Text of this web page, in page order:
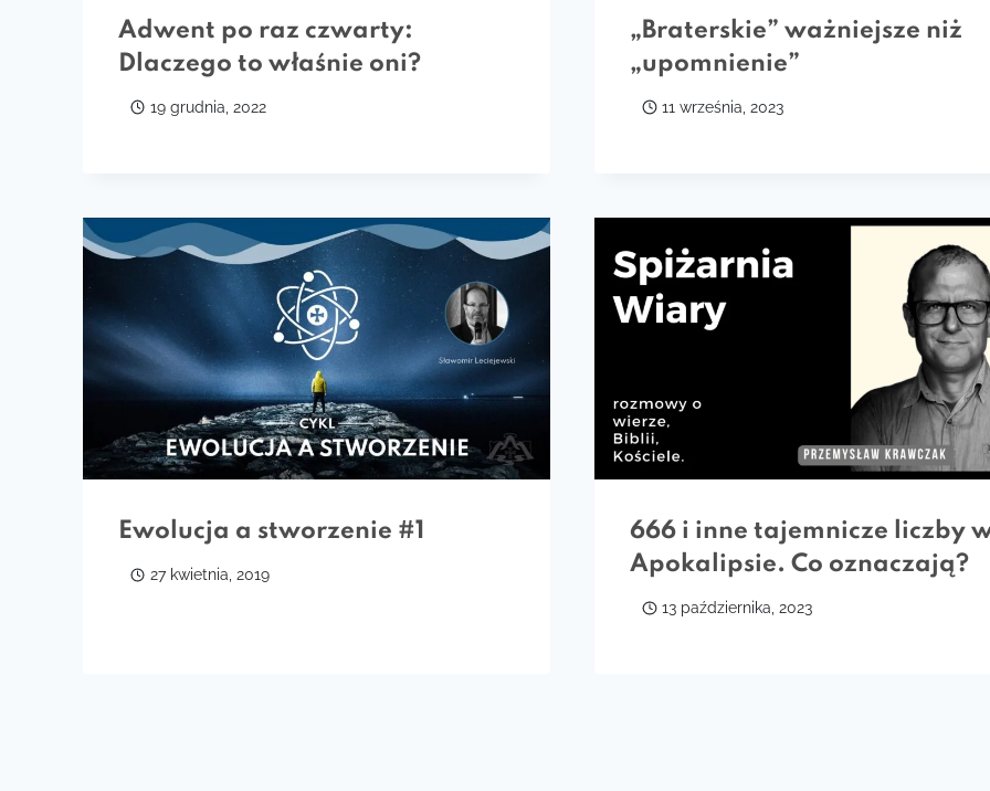
Adwent po raz czwarty:
Dlaczego to właśnie oni?
19 grudnia, 2022
„Braterskie” ważniejsze niż
„upomnienie”
11 września, 2023
Ewolucja a stworzenie #1
27 kwietnia, 2019
666 i inne tajemnicze liczby
Apokalipsie. Co oznaczają?
13 października, 2023